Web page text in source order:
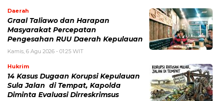
Daerah
Graal Taliawo dan Harapan
Masyarakat Percepatan
Pengesahan RUU Daerah Kepulauan
Kamis, 6 Agu 2026 - 01:25 WIT
Hukrim
14 Kasus Dugaan Korupsi Kepulauan
Sula Jalan di Tempat, Kapolda
Diminta Evaluasi Dirreskrimsus